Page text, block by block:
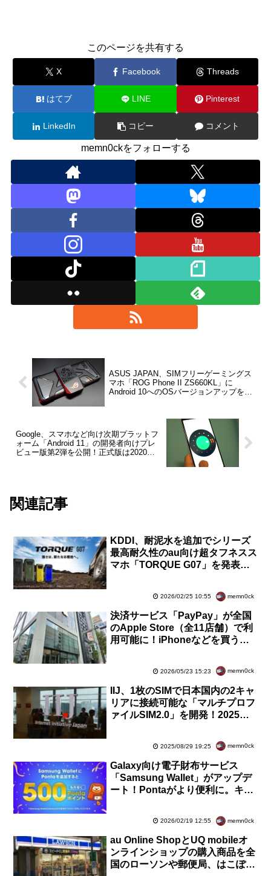
このページを共有する
X Facebook Threads
はてブ LINE Pinterest
LinkedIn コピー コメント
memn0ckをフォローする
ASUS JAPAN、SIMフリーゲーミングス
マホ「ROG Phone II ZS660KL」に
Android 10へのOSバージョンアップを含
Google、スマホなど向け次期プラットフ
ォーム「Android 11」の開発者向けプレ
ビュー版第2弾を公開！正式版は2020年
関連記事
KDDI、耐泥水を追加でシリーズ
最高耐久性のau向け超タフネスス
マホ「TORQUE G07」を発表！3
2026/02/25 10:55 memn0ck
決済サービス「PayPay」が全国
のApple Store（全11店舗）で利
用可能に！iPhoneなどを買う時
2026/05/23 15:23 memn0ck
IIJ、1枚のSIMで日本国内の2キャ
リアに接続可能な「マルチプロフ
ァイルSIM2.0」を開発！2025年
2025/08/29 19:25 memn0ck
Galaxy向け電子財布サービス
「Samsung Wallet」がアップデ
ート！Pontaがより便利に。キャ
2026/02/19 12:55 memn0ck
au Online ShopとUQ mobileオ
ンラインショップの購入商品を全
国のローソンや郵便局、はこぽ